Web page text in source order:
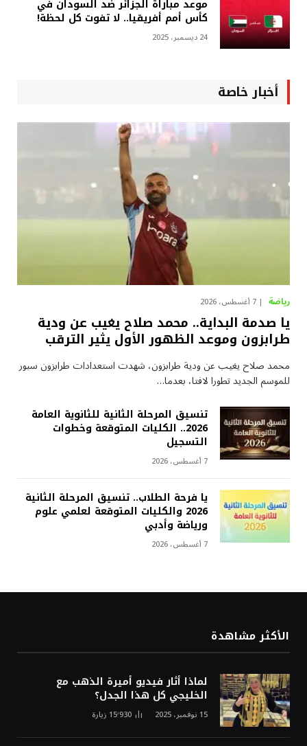
موعد مباراة الجزائر ضد السودان في
كأس أمم أفريقيا.. لا تفوت كل لحظة!
24 ديسمبر، 2025
أخبار خاصة
رياضة 7 أغسطس، 2026
يا صدمة البداية.. محمد صلاح يغيب عن ودية
طرابزون وموعد الظهور الأول يثير الترقب
محمد صلاح يغيب عن ودية طرابزون، شهدت استعدادات طرابزون سبور
للموسم الجديد تطورا لافتا، بعدما…
تنسيق المرحلة الثانية للثانوية العامة
2026.. الكليات المتوقعة وخطوات
التسجيل
7 أغسطس، 2026
يا فرحة الطلاب.. تنسيق المرحلة الثانية
2026 والكليات المتوقعة لعلمي علوم
ورياضة وأدبي
7 أغسطس، 2026
الأكثر مشاهدة
لماذا أثار فيديو أميرة الذهب مع
الخليجي كل هذا الجدل؟
15 نوفمبر، 2025 15٬930 زيارة